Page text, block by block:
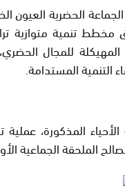
الحضرية
تنمية متوازية
للمجال
التنمية المستدامة.
المذكورة، عملية
الملحقة الجماعية